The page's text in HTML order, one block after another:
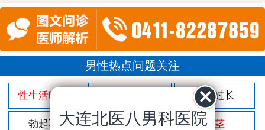
男性热点问题关注
性生活时间短 包皮过长
勃起不坚 尿频尿急 包茎
大连北医八男科医院